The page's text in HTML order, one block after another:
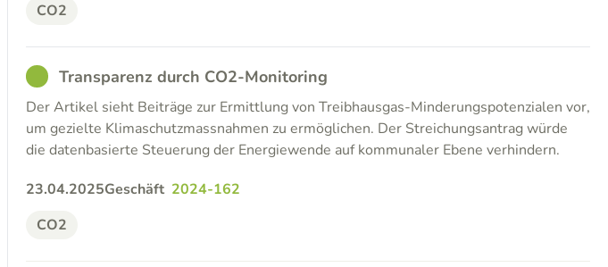
CO2
GOODTransparenz durch CO2-Monitoring
Der Artikel sieht Beiträge zur Ermittlung von Treibhausgas-Minderungspotenzialen vor,
um gezielte Klimaschutzmassnahmen zu ermöglichen. Der Streichungsantrag würde
die datenbasierte Steuerung der Energiewende auf kommunaler Ebene verhindern.
23.04.2025Geschäft 2024-162
CO2